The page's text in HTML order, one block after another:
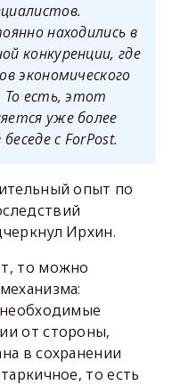
находились в
конкуренции, где
экономического
То есть, этот
уже более
с ForPost.
опыт по
Ирхин.
то можно
от стороны,
в сохранении
то есть